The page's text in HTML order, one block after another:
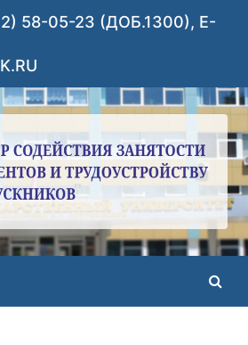
58-05-23 (ДОБ.1300), E-